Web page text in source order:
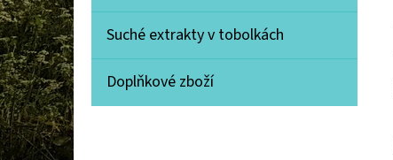
Suché extrakty v tobolkách
Doplňkové zboží